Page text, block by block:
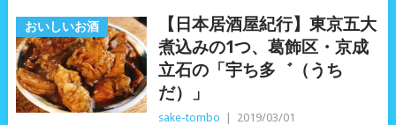
おいしいお酒
【日本居酒屋紀行】東京五大
煮込みの1つ、葛飾区・京成
立石の「宇ち多゛（うち
だ）」
sake-tombo 2019/03/01